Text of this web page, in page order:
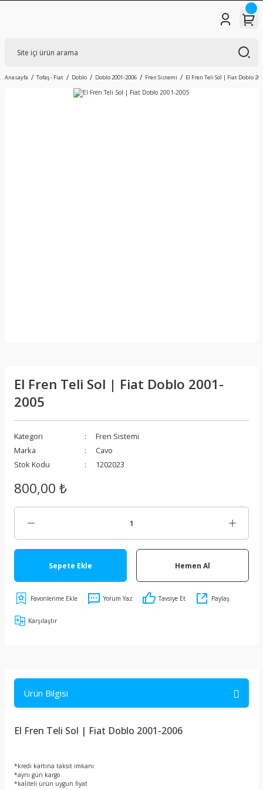
Anasayfa Tofaş - Fiat Doblo Doblo 2001-2006 Fren Sistemi El Fren Teli Sol | Fiat Doblo
El Fren Teli Sol | Fiat Doblo 2001-
2005
Kategori
Fren Sistemi
Marka
Cavo
Stok Kodu
1202023
800,00 ₺
Sepete Ekle Hemen Al
Yorum Yaz Tavsiye Et Paylaş
Karşılaştır
Ürün Bilgisi
El Fren Teli Sol | Fiat Doblo 2001-2006
*kredi kartına taksit imkanı
*aynı gün kargo
*kaliteli ürün uygun fiyat